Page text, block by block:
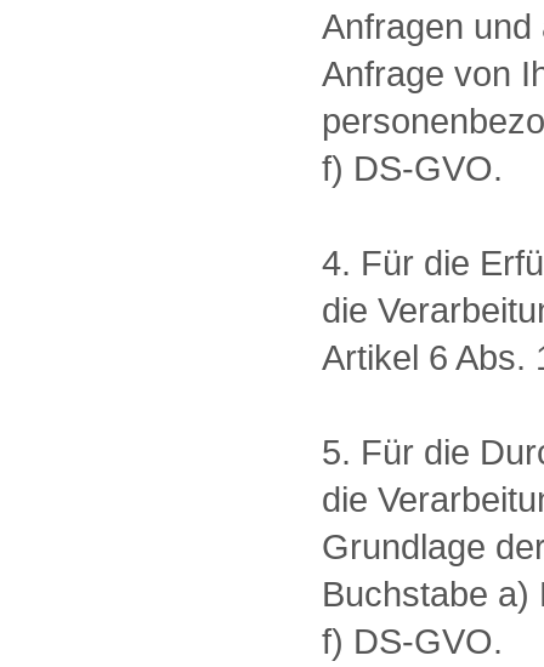
Anfragen
Anfrage von
f) DS-GVO.
4. Für die
die
Artikel 6 Abs.
5. Für die
die
Grundlage
Buchstabe a)
f) DS-GVO.